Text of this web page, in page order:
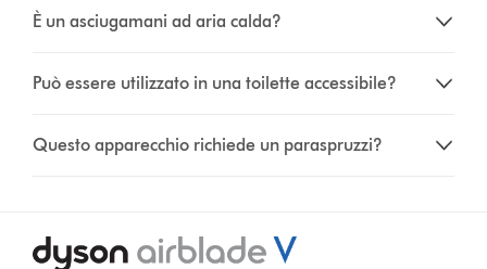
È un asciugamani ad aria calda?
Può essere utilizzato in una toilette accessibile?
Questo apparecchio richiede un paraspruzzi?